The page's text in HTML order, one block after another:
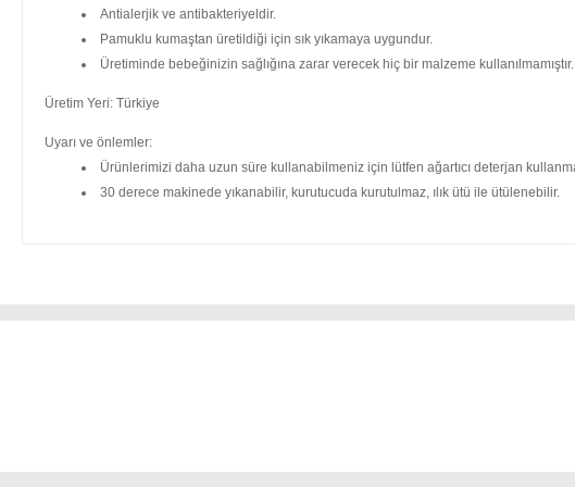
Antialerjik ve antibakteriyeldir.
Pamuklu kumaştan üretildiği için sık yıkamaya uygundur.
Üretiminde bebeğinizin sağlığına zarar verecek hiç bir malzeme kullanılmamıştır.
Üretim Yeri: Türkiye
Uyarı ve önlemler:
Ürünlerimizi daha uzun süre kullanabilmeniz için lütfen ağartıcı deterjan
30 derece makinede yıkanabilir, kurutucuda kurutulmaz, ılık ütü ile ütülenebilir.